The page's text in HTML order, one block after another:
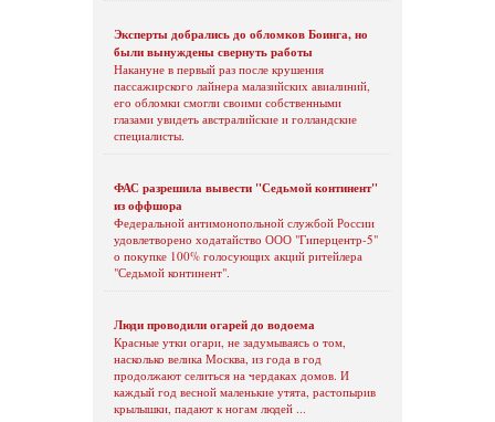
Эксперты добрались до обломков Боинга, но
были вынуждены свернуть работы
Накануне в первый раз после крушения
пассажирского лайнера малазийских авиалиний,
его обломки смогли своими собственными
глазами увидеть австралийские и голландские
специалисты.
ФАС разрешила вывести "Седьмой континент"
из оффшора
Федеральной антимонопольной службой России
удовлетворено ходатайство ООО "Гиперцентр-5"
о покупке 100% голосующих акций ритейлера
"Седьмой континент".
Люди проводили огарей до водоема
Красные утки огари, не задумываясь о том,
насколько велика Москва, из года в год
продолжают селиться на чердаках домов. И
каждый год весной маленькие утята, растопырив
крылышки, падают к ногам людей ...